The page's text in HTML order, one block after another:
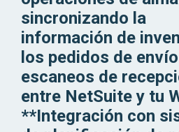
sincronizando la
información de
los pedidos de
escaneos de
entre NetSuite y tu
**Integración con